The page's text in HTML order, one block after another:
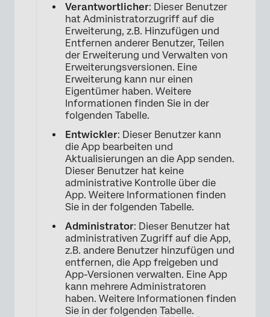
×
Verantwortlicher: Dieser Benutzer
hat Administratorzugriff auf die
Erweiterung, z.B. Hinzufügen und
Entfernen anderer Benutzer, Teilen
der Erweiterung und Verwalten von
Erweiterungsversionen. Eine
Erweiterung kann nur einen
Eigentümer haben. Weitere
Informationen finden Sie in der
folgenden Tabelle.
Entwickler: Dieser Benutzer kann
die App bearbeiten und
Aktualisierungen an die App senden.
Dieser Benutzer hat keine
administrative Kontrolle über die
App. Weitere Informationen finden
Sie in der folgenden Tabelle.
Administrator: Dieser Benutzer hat
administrativen Zugriff auf die App,
z.B. andere Benutzer hinzufügen und
entfernen, die App freigeben und
App-Versionen verwalten. Eine App
kann mehrere Administratoren
haben. Weitere Informationen finden
Sie in der folgenden Tabelle.